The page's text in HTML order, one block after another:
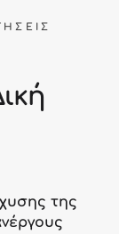
της